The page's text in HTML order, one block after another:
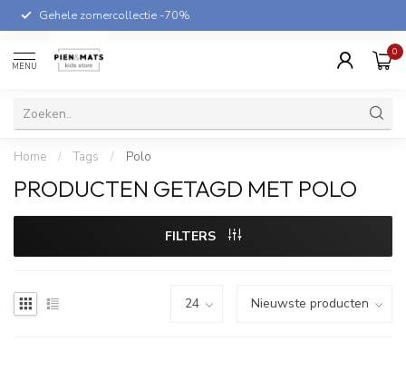
Gehele zomercollectie -70%
MENU
0
Home / Tags / Polo
PRODUCTEN GETAGD MET POLO
FILTERS